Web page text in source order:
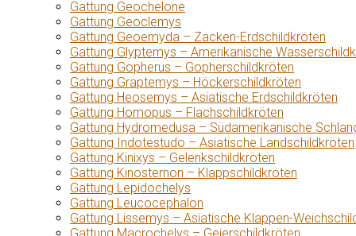
Gattung Geochelone
Gattung Geoclemys
Gattung Geoemyda – Zacken-Erdschildkröten
Gattung Glyptemys – Amerikanische
Gattung Gopherus – Gopherschildkröten
Gattung Graptemys – Höckerschildkröten
Gattung Heosemys – Asiatische Erdschildkröten
Gattung Homopus – Flachschildkröten
Gattung Hydromedusa – Südamerikanische
Gattung Indotestudo – Asiatische Landschildkröten
Gattung Kinixys – Gelenkschildkröten
Gattung Kinosternon – Klappschildkröten
Gattung Lepidochelys
Gattung Leucocephalon
Gattung Lissemys – Asiatische Klappen-